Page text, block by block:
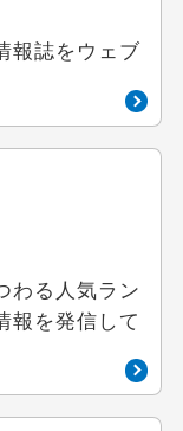
報誌をウェブ
わる人気ラン
報を発信して